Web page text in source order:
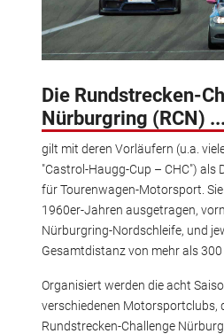
Die Rundstrecken-
Nürburgring (RCN) ...
gilt mit deren Vorläufern (u.a.
"Castrol-Haugg-Cup – CHC") als
für Tourenwagen-Motorsport.
1960er-Jahren ausgetragen,
Nürburgring-Nordschleife, und
Gesamtdistanz von mehr als 300
Organisiert werden die acht
verschiedenen Motorsportclubs,
Rundstrecken-Challenge